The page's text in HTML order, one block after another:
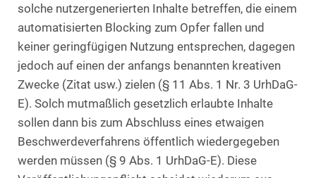
solche nutzergenerierten Inhalte betreffen, die einem
automatisierten Blocking zum Opfer fallen und
keiner geringfügigen Nutzung entsprechen, dagegen
jedoch auf einen der anfangs benannten kreativen
Zwecke (Zitat usw.) zielen (§ 11 Abs. 1 Nr. 3 UrhDaG-
E). Solch mutmaßlich gesetzlich erlaubte Inhalte
sollen dann bis zum Abschluss eines etwaigen
Beschwerdeverfahrens öffentlich wiedergegeben
werden müssen (§ 9 Abs. 1 UrhDaG-E). Diese